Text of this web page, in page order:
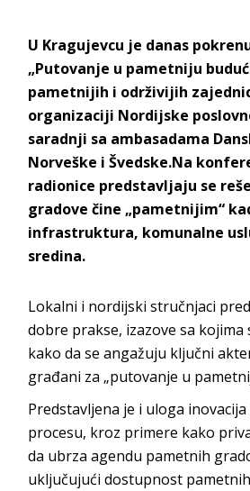
U Kragujevcu je danas
„Putovanje u pametniju
pametnijih i održivijih
organizaciji Nordijske
saradnji sa ambasadama
Norveške i Švedske.Na
radionice predstavljaju se
gradove čine „pametnijim“
infrastruktura, komunalne
sredina.
Lokalni i nordijski stručnjaci
dobre prakse, izazove sa kojima
kako da se angažuju ključni
građani za „putovanje u
Predstavljena je i uloga
procesu, kroz primere kako
da ubrza agendu pametnih
uključujući dostupnost